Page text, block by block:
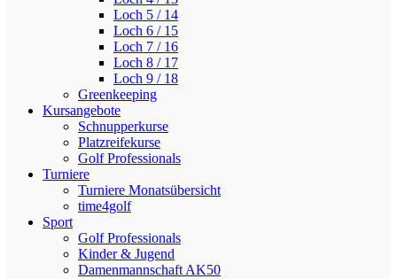
Loch 5 / 14
Loch 6 / 15
Loch 7 / 16
Loch 8 / 17
Loch 9 / 18
Greenkeeping
Kursangebote
Schnupperkurse
Platzreifekurse
Golf Professionals
Turniere
Turniere Monatsübersicht
time4golf
Sport
Golf Professionals
Kinder & Jugend
Damenmannschaft AK50